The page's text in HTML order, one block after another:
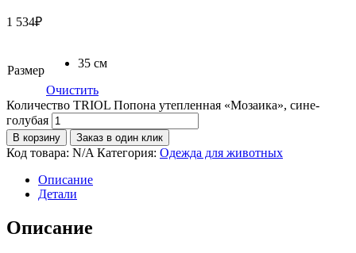
1 534₽
Размер
35 см
Очистить
Количество TRIOL Попона утепленная «Мозаика», сине-
голубая
В корзину Заказ в один клик
Код товара: N/A Категория: Одежда для животных
Описание
Детали
Описание